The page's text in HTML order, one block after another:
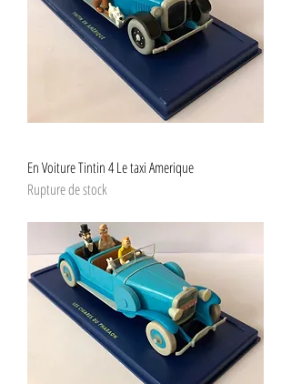
En Voiture Tintin 4 Le taxi Amerique
Rupture de stock